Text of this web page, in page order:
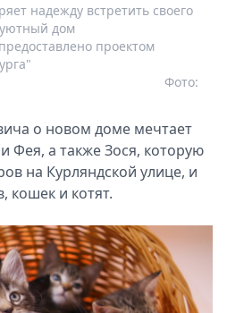
надежду встретить своего
дом
проектом
Фото:
о новом доме мечтает
Фея, а также Зося, которую
на Курляндской улице, и
кошек и котят.